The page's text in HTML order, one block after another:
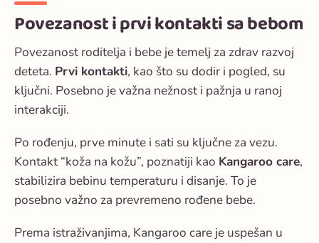
Povezanost i prvi kontakti sa bebom
Povezanost roditelja i bebe je temelj za zdrav razvoj
deteta. Prvi kontakti, kao što su dodir i pogled, su
ključni. Posebno je važna nežnost i pažnja u ranoj
interakciji.
Po rođenju, prve minute i sati su ključne za vezu.
Kontakt “koža na kožu”, poznatiji kao Kangaroo care,
stabilizira bebinu temperaturu i disanje. To je
posebno važno za prevremeno rođene bebe.
Prema istraživanjima, Kangaroo care je uspešan u